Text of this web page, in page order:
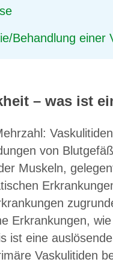
Behandlung einer
– was ist
von
Muskeln,
Erkrankungen,
ist eine
Vaskulitiden